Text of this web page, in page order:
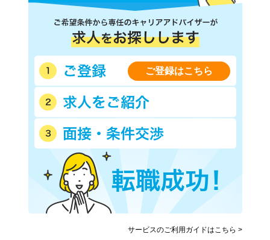
ご登録はこちら
サービスのご利用ガイドはこちら >